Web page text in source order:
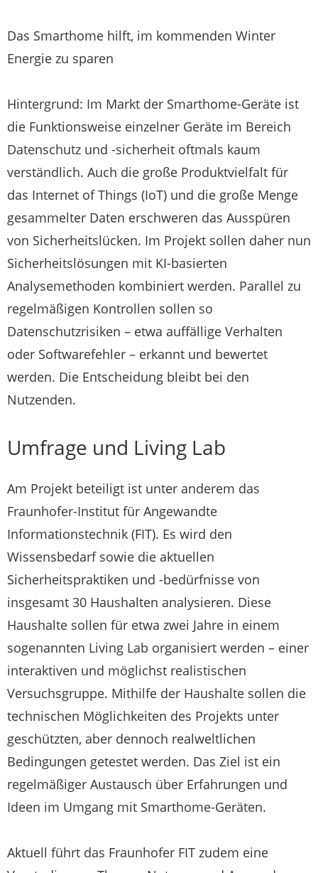
Das Smarthome hilft, im kommenden Winter
Energie zu sparen
Hintergrund: Im Markt der Smarthome-Geräte ist
die Funktionsweise einzelner Geräte im Bereich
Datenschutz und -sicherheit oftmals kaum
verständlich. Auch die große Produktvielfalt für
das Internet of Things (IoT) und die große Menge
gesammelter Daten erschweren das Ausspüren
von Sicherheitslücken. Im Projekt sollen daher nun
Sicherheitslösungen mit KI-basierten
Analysemethoden kombiniert werden. Parallel zu
regelmäßigen Kontrollen sollen so
Datenschutzrisiken – etwa auffällige Verhalten
oder Softwarefehler – erkannt und bewertet
werden. Die Entscheidung bleibt bei den
Nutzenden.
Umfrage und Living Lab
Am Projekt beteiligt ist unter anderem das
Fraunhofer-Institut für Angewandte
Informationstechnik (FIT). Es wird den
Wissensbedarf sowie die aktuellen
Sicherheitspraktiken und -bedürfnisse von
insgesamt 30 Haushalten analysieren. Diese
Haushalte sollen für etwa zwei Jahre in einem
sogenannten Living Lab organisiert werden – einer
interaktiven und möglichst realistischen
Versuchsgruppe. Mithilfe der Haushalte sollen die
technischen Möglichkeiten des Projekts unter
geschützten, aber dennoch realweltlichen
Bedingungen getestet werden. Das Ziel ist ein
regelmäßiger Austausch über Erfahrungen und
Ideen im Umgang mit Smarthome-Geräten.
Aktuell führt das Fraunhofer FIT zudem eine